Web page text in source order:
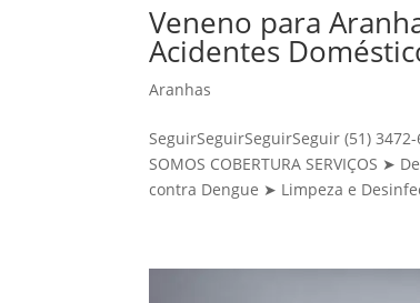
Veneno para
Acidentes
Aranhas
SeguirSeguirSeguirSeguir (51)
SOMOS COBERTURA SERVIÇOS
contra Dengue ➤ Limpeza e